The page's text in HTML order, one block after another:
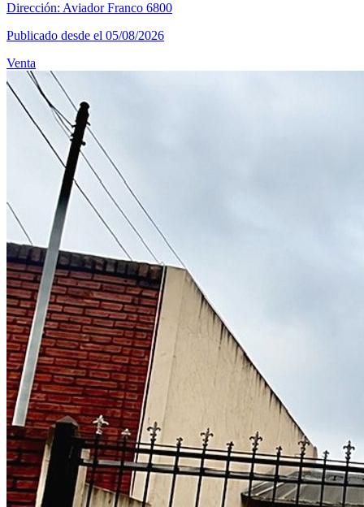
Dirección: Aviador Franco 6800
Publicado desde el 05/08/2026
Venta